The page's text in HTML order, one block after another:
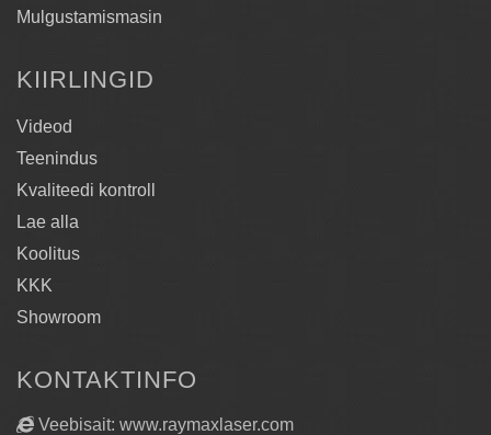
Mulgustamismasin
KIIRLINGID
Videod
Teenindus
Kvaliteedi kontroll
Lae alla
Koolitus
KKK
Showroom
KONTAKTINFO
Veebisait: www.raymaxlaser.com